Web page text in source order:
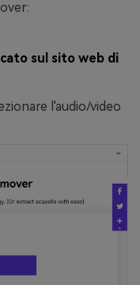
sul sito web di
l'audio/video